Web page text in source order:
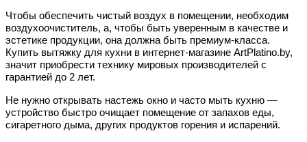
Чтобы обеспечить чистый воздух в помещении, необходим
воздухоочиститель, а, чтобы быть уверенным в качестве и
эстетике продукции, она должна быть премиум-класса.
Купить вытяжку для кухни в интернет-магазине ArtPlatino.by,
значит приобрести технику мировых производителей с
гарантией до 2 лет.
Не нужно открывать настежь окно и часто мыть кухню —
устройство быстро очищает помещение от запахов еды,
сигаретного дыма, других продуктов горения и испарений.